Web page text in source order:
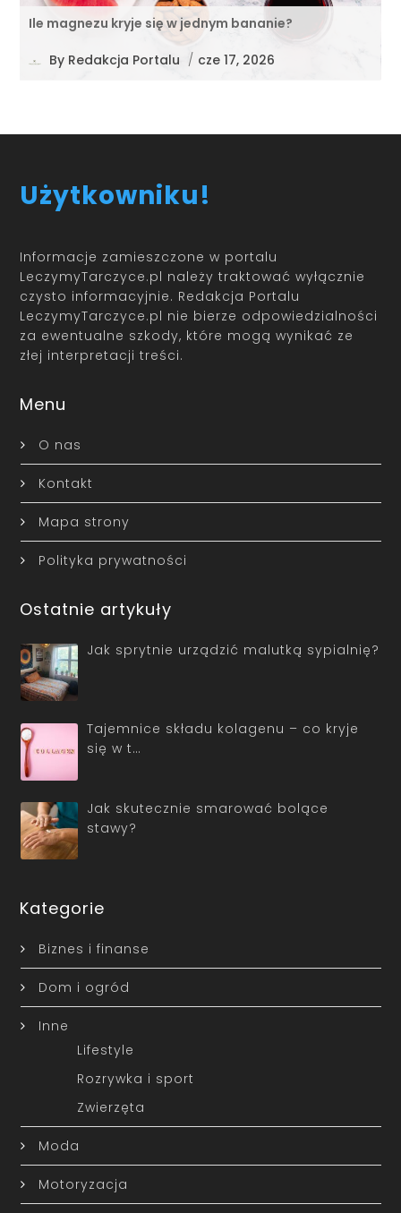
Ile magnezu kryje się w jednym bananie?
By Redakcja Portalu / cze 17, 2026
Użytkowniku!
Informacje zamieszczone w portalu
LeczymyTarczyce.pl należy traktować wyłącznie
czysto informacyjnie. Redakcja Portalu
LeczymyTarczyce.pl nie bierze odpowiedzialności
za ewentualne szkody, które mogą wynikać ze
złej interpretacji treści.
Menu
O nas
Kontakt
Mapa strony
Polityka prywatności
Ostatnie artykuły
Jak sprytnie urządzić malutką sypialnię?
Tajemnice składu kolagenu – co kryje
się w t…
Jak skutecznie smarować bolące
stawy?
Kategorie
Biznes i finanse
Dom i ogród
Inne
Lifestyle
Rozrywka i sport
Zwierzęta
Moda
Motoryzacja